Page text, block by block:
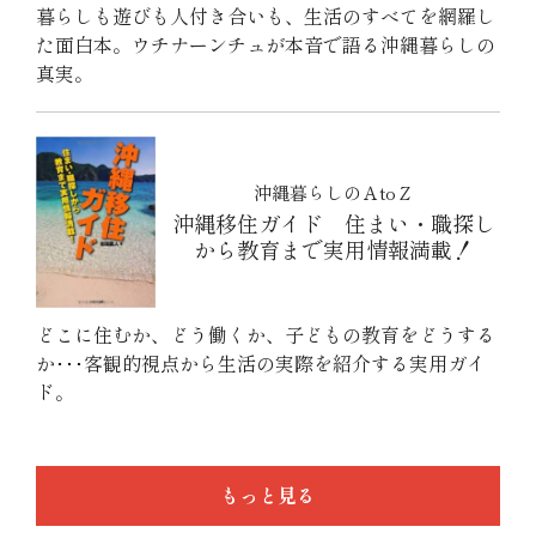
暮らしも遊びも人付き合いも、生活のすべてを網羅し
た面白本。ウチナーンチュが本音で語る沖縄暮らしの
真実。
沖縄暮らしのＡtoＺ
沖縄移住ガイド 住まい・職探し
から教育まで実用情報満載！
どこに住むか、どう働くか、子どもの教育をどうする
か･･･客観的視点から生活の実際を紹介する実用ガイ
ド。
もっと見る